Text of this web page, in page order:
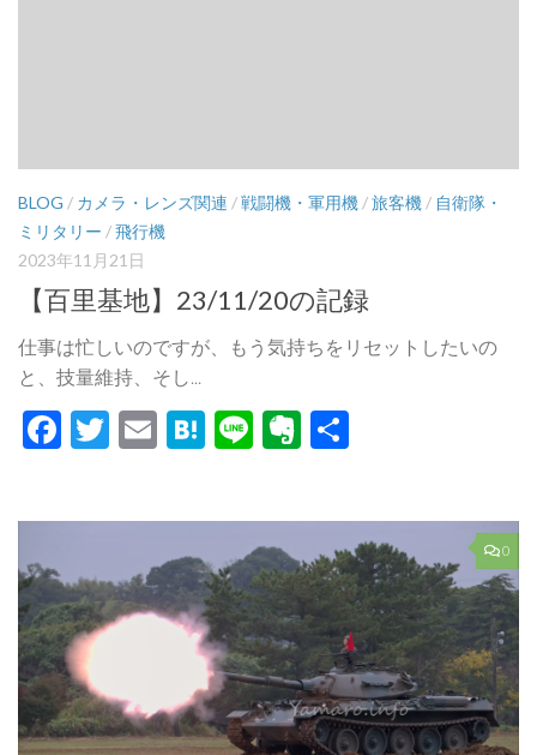
BLOG / カメラ・レンズ関連 /戦闘機・軍用機 /旅客機 / 自衛隊・
ミリタリー /飛行機
2023年11月21日
【百里基地】23/11/20の記録
仕事は忙しいのですが、もう気持ちをリセットしたいの
と、技量維持、そし...
Facebook
Twitter
EmailHatena
LineEvernote
0